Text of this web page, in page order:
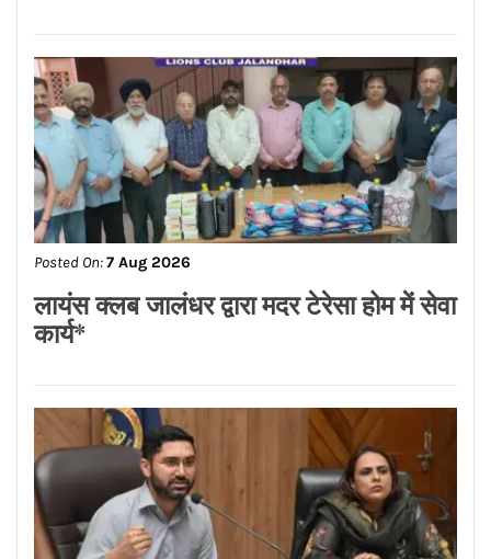
Posted On:7 Aug 2026
लायंस क्लब जालंधर द्वारा मदर टेरेसा होम में सेवा
कार्य*